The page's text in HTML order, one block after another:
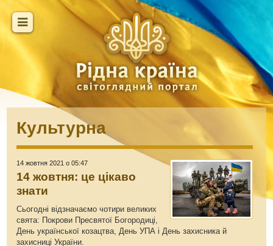
Культурна
14 жовтня 2021 о 05:47
14 жовтня: це цікаво
знати
Сьогодні відзначаємо чотири великих
свята: Покрови Пресвятої Богородиці,
День української козацтва, День УПА і День захисника й
захисниці України.